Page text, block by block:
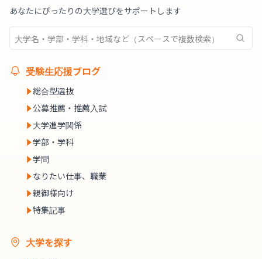
あなたにぴったりの大学選びをサポートします
受験生応援ブログ
総合型選抜
公募推薦・推薦入試
大学進学関係
学部・学科
学問
なりたい仕事、職業
親御様向け
特集記事
大学を探す